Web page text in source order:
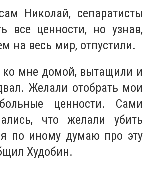
Николай, сепаратисты
все ценности, но узнав,
на весь мир, отпустили.
мне домой, вытащили и
Желали отобрать мои
ценности. Сами
что желали убить
по иному думаю про эту
Худобин.